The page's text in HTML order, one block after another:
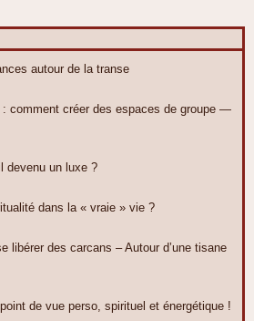
autour de la transe
comment créer des espaces de groupe —
devenu un luxe ?
dans la « vraie » vie ?
libérer des carcans – Autour d’une tisane
de vue perso, spirituel et énergétique !